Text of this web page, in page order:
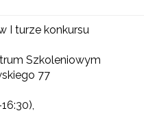
i gier"
I turze konkursu
Szkoleniowym
77